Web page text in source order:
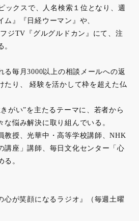
ックスで、人名検索１位となり、週
』『日経ウーマン』や、
ジTV『グルグルドカン』にて、注
る毎月3000以上の相談メールへの返
たり、 経験を活かして枠を超えた仏
がい”を主たるテーマに、若者から
悩み解決に取り組んでいる。
教授、光華中・高等学校講師、NHK
講座」講師、毎日文化センター「心
。
心が笑顔になるラジオ』（毎週土曜